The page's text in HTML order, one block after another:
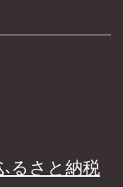
るさと納税